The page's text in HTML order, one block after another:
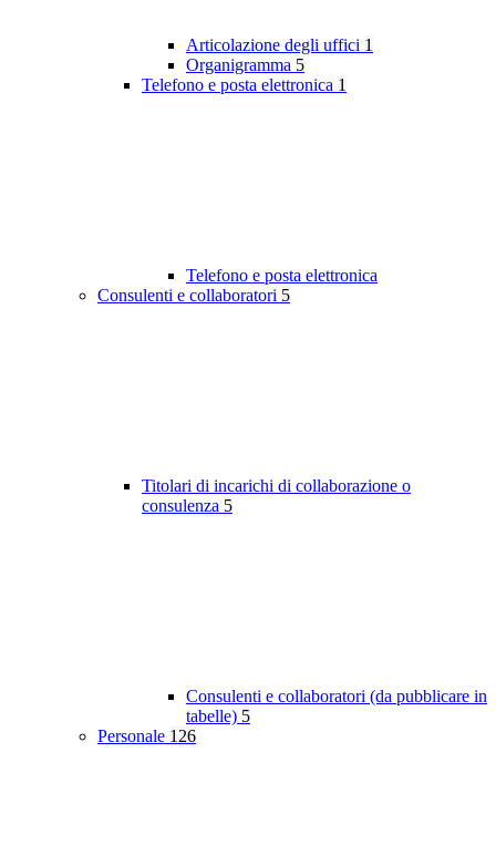
Articolazione degli uffici 1
Organigramma 5
Telefono e posta elettronica 1
Telefono e posta elettronica
Consulenti e collaboratori 5
Titolari di incarichi di collaborazione o
consulenza 5
Consulenti e collaboratori (da pubblicare in
tabelle) 5
Personale 126